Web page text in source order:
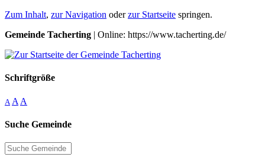
Zum Inhalt, zur Navigation oderzur Startseite springen.
Gemeinde Tacherting | Online: https://www.tacherting.de/
Schriftgröße
A A A
Suche Gemeinde